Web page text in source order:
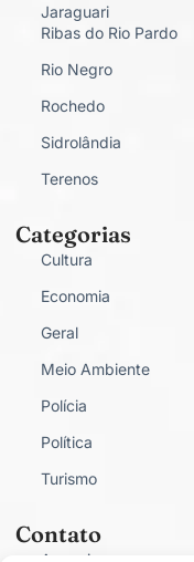
Jaraguari
Ribas do Rio Pardo
Rio Negro
Rochedo
Sidrolândia
Terenos
Categorias
Cultura
Economia
Geral
Meio Ambiente
Polícia
Política
Turismo
Contato